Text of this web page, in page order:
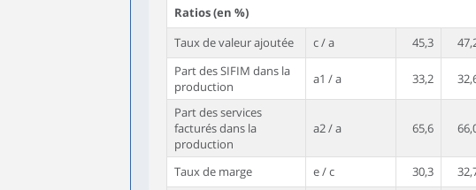
Ratios (en %)
Taux de valeur ajoutée
c / a 45,3
Part des SIFIM dans la
production
a1 / a 33,2
Part des services
facturés dans la
production
a2 / a 65,6
Taux de marge e / c 30,3